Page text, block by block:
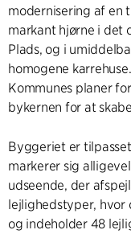
modernisering af en
markant hjørne i det
Plads, og i
homogene
Kommunes planer
bykernen for at
Byggeriet er
markerer sig
udseende, der
lejlighedstyper, hvor
og indeholder 48